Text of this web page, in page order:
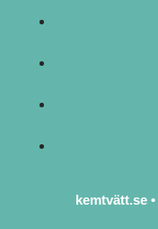
kemtvätt.se •